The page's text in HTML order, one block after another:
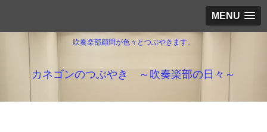
MENU
吹奏楽部顧問が色々とつぶやきます。
カネゴンのつぶやき ～吹奏楽部の日々～